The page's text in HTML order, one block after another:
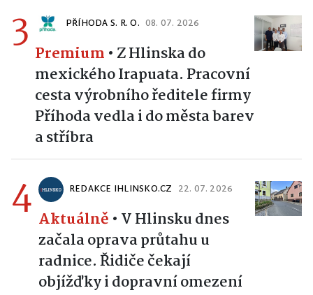
3 PŘÍHODA S. R. O. 08. 07. 2026
Premium • Z Hlinska do
mexického Irapuata. Pracovní
cesta výrobního ředitele firmy
Příhoda vedla i do města barev
a stříbra
4 REDAKCE IHLINSKO.CZ 22. 07. 2026
Aktuálně • V Hlinsku dnes
začala oprava průtahu u
radnice. Řidiče čekají
objížďky i dopravní omezení